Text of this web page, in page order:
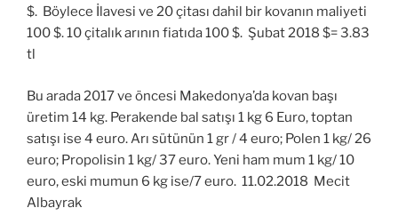
$. Böylece İlavesi ve 20 çitası dahil bir kovanın maliyeti
100 $. 10 çitalık arının fiatıda 100 $. Şubat 2018 $= 3.83
tl
Bu arada 2017 ve öncesi Makedonya’da kovan başı
üretim 14 kg. Perakende bal satışı 1 kg 6 Euro, toptan
satışı ise 4 euro. Arı sütünün 1 gr / 4 euro; Polen 1 kg/ 26
euro; Propolisin 1 kg/ 37 euro. Yeni ham mum 1 kg/ 10
euro, eski mumun 6 kg ise/7 euro. 11.02.2018 Mecit
Albayrak